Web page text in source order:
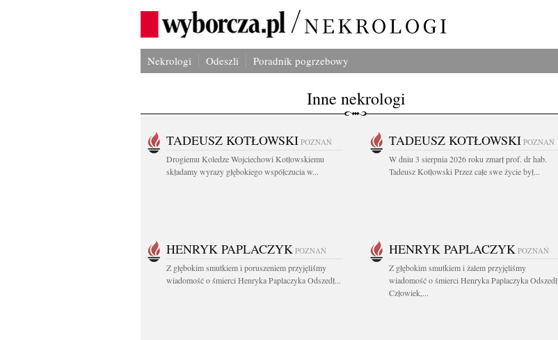
Nekrologi Odeszli Poradnik pogrzebowy
Inne nekrologi
TADEUSZ KOTŁOWSKI POZNAŃ
Drogiemu Koledze Wojciechowi Kotłowskiemu
składamy wyrazy głębokiego współczucia w...
TADEUSZ KOTŁOWSKI POZNAŃ
W dniu 3 sierpnia 2026 roku zmarł prof. dr hab.
Tadeusz Kotłowski Przez całe swe życie był...
HENRYK PAPLACZYK POZNAŃ
Z głębokim smutkiem i poruszeniem przyjęliśmy
wiadomość o śmierci Henryka Paplaczyka Odszedł...
HENRYK PAPLACZYK POZNAŃ
Z głębokim smutkiem i żalem przyjęliśmy
wiadomość o śmierci Henryka Paplaczyka Odszedł
Człowiek,...